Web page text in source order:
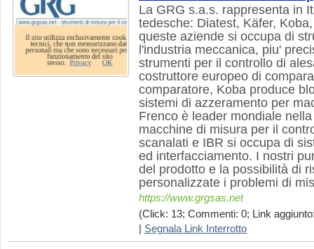
La GRG s.a.s. rappresenta in
tedesche: Diatest, Käfer,
queste aziende si occupa di
l'industria meccanica, piu'
strumenti per il controllo di
costruttore europeo di
comparatore, Koba produce
sistemi di azzeramento per
Frenco è leader mondiale
macchine di misura per il
scanalati e IBR si occupa di
ed interfacciamento. I nostri
del prodotto e la possibilità di
personalizzate i problemi di
https://www.grgsas.net
(Click: 13; Commenti: 0; Link
Segnala Link Interrotto